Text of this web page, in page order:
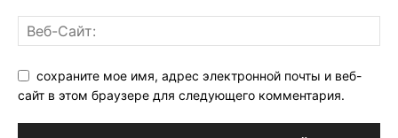
сохраните мое имя, адрес электронной почты и веб-
сайт в этом браузере для следующего комментария.